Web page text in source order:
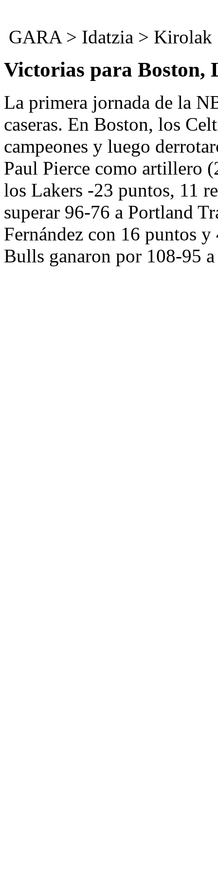
GARA> Idatzia >
Victorias para Boston,
La primera jornada de la
caseras. En Boston, los
campeones y luego
Paul Pierce como artillero
los Lakers -23 puntos, 11
superar 96-76 a Portland
Fernández con 16 puntos
Bulls ganaron por 108-95